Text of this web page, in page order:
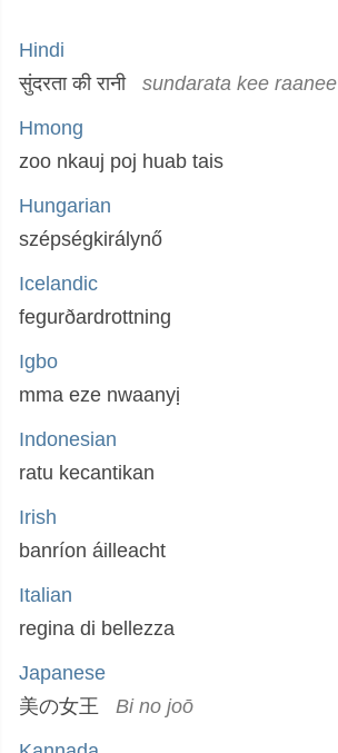
Hindi
सुंदरता की रानी
sundarata kee raanee
Hmong
zoo nkauj poj huab tais
Hungarian
szépségkirálynő
Icelandic
fegurðardrottning
Igbo
mma eze nwaanyị
Indonesian
ratu kecantikan
Irish
banríon áilleacht
Italian
regina di bellezza
Japanese
美の女王
Bi no joō